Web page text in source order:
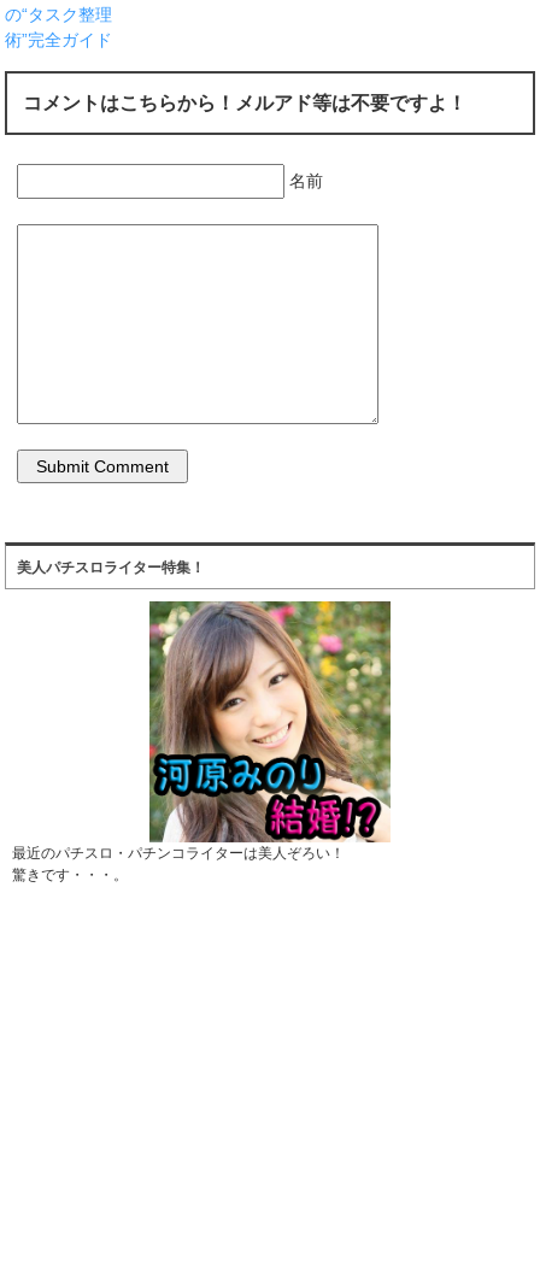
の“タスク整理
術”完全ガイド
コメントはこちらから！メルアド等は不要ですよ！
名前
美人パチスロライター特集！
最近のパチスロ・パチンコライターは美人ぞろい！
驚きです・・・。